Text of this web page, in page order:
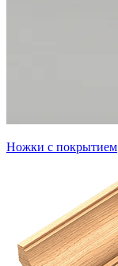
Ножки с покрытием